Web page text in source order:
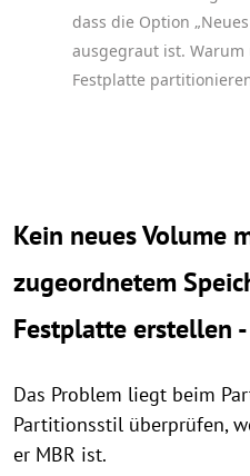
dass die Option
ausgegraut ist. Warum
Festplatte
Kein neues Volume
zugeordnetem
Festplatte erstellen -
Das Problem liegt beim
Partitionsstil überprüfen,
er MBR ist.